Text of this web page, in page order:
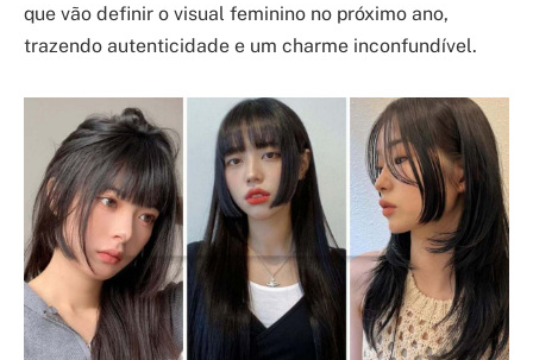
que vão definir o visual feminino no próximo ano,
trazendo autenticidade e um charme inconfundível.